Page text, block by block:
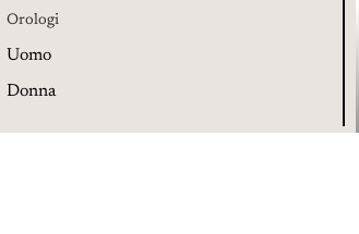
Orologi
Uomo
Donna